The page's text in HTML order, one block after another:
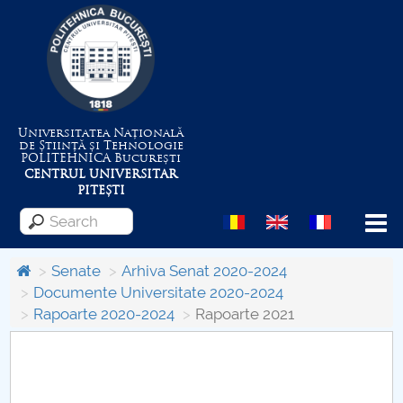
Universitatea Națională
de Știință și Tehnologie
POLITEHNICABucurești
CENTRUL UNIVERSITAR
PITEȘTI
Menu
About the University
Senate
Arhiva Senat 2020-2024
Documente Universitate 2020-2024
Rapoarte 2020-2024
Rapoarte 2021